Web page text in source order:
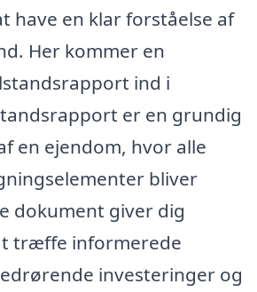
have en klar forståelse af
Her kommer en
ind i
er en grundig
en ejendom, hvor alle
bliver
dokument giver dig
træffe informerede
investeringer og